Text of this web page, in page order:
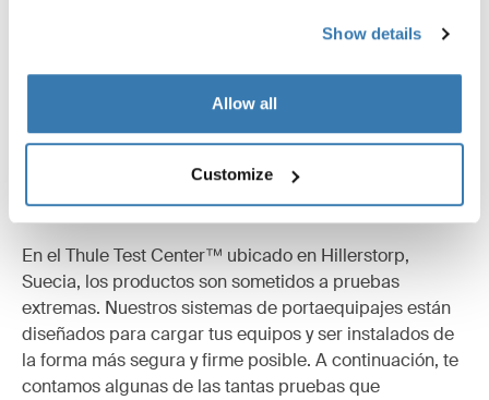
Show details
Allow all
Customize
Probados al límite
En el Thule Test Center™ ubicado en Hillerstorp,
Suecia, los productos son sometidos a pruebas
extremas. Nuestros sistemas de portaequipajes están
diseñados para cargar tus equipos y ser instalados de
la forma más segura y firme posible. A continuación, te
contamos algunas de las tantas pruebas que